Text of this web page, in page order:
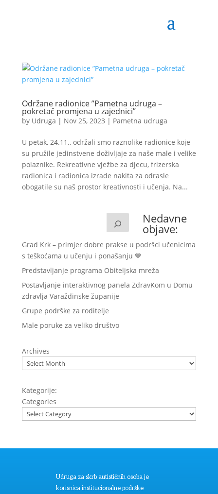
Održane radionice ”Pametna udruga –
pokretač promjena u zajednici”
by Udruga | Nov 25, 2023 | Pametna udruga
U petak, 24.11., održali smo raznolike radionice koje
su pružile jedinstvene doživljaje za naše male i velike
polaznike. Rekreativne vježbe za djecu, frizerska
radionica i radionica izrade nakita za odrasle
obogatile su naš prostor kreativnosti i učenja. Na...
Nedavne
objave:
Grad Krk – primjer dobre prakse u podršci učenicima
s teškoćama u učenju i ponašanju 💙
Predstavljanje programa Obiteljska mreža
Postavljanje interaktivnog panela ZdravKom u Domu
zdravlja Varaždinske županije
Grupe podrške za roditelje
Male poruke za veliko društvo
Archives
Kategorije:
Categories
Udruga za skrb autističnih osoba je
korisnica institucionalne podrške